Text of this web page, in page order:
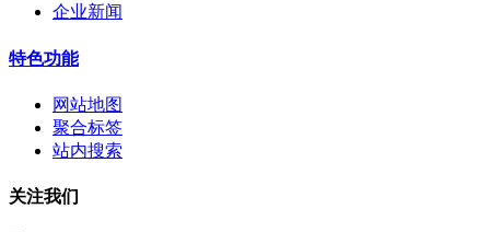
企业新闻
特色功能
网站地图
聚合标签
站内搜索
关注我们